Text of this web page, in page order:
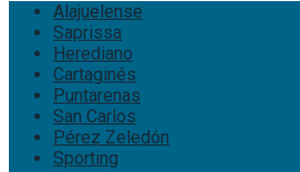
Alajuelense
Saprissa
Herediano
Cartaginés
Puntarenas
San Carlos
Pérez Zeledón
Sporting